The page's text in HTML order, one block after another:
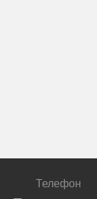
Телефон